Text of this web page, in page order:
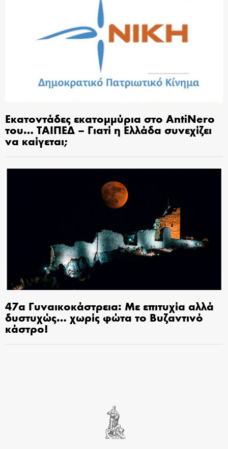
Εκατοντάδες εκατομμύρια στο AntiNero
του… ΤΑΙΠΕΔ – Γιατί η Ελλάδα συνεχίζει
να καίγεται;
47α Γυναικοκάστρεια: Με επιτυχία αλλά
δυστυχώς… χωρίς φώτα το Βυζαντινό
κάστρο!